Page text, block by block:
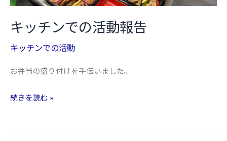
て
き
し
キッチンでの活動報告
キッチンでの活動
お弁当の盛り付けを手伝いました。
キ
続きを読む »